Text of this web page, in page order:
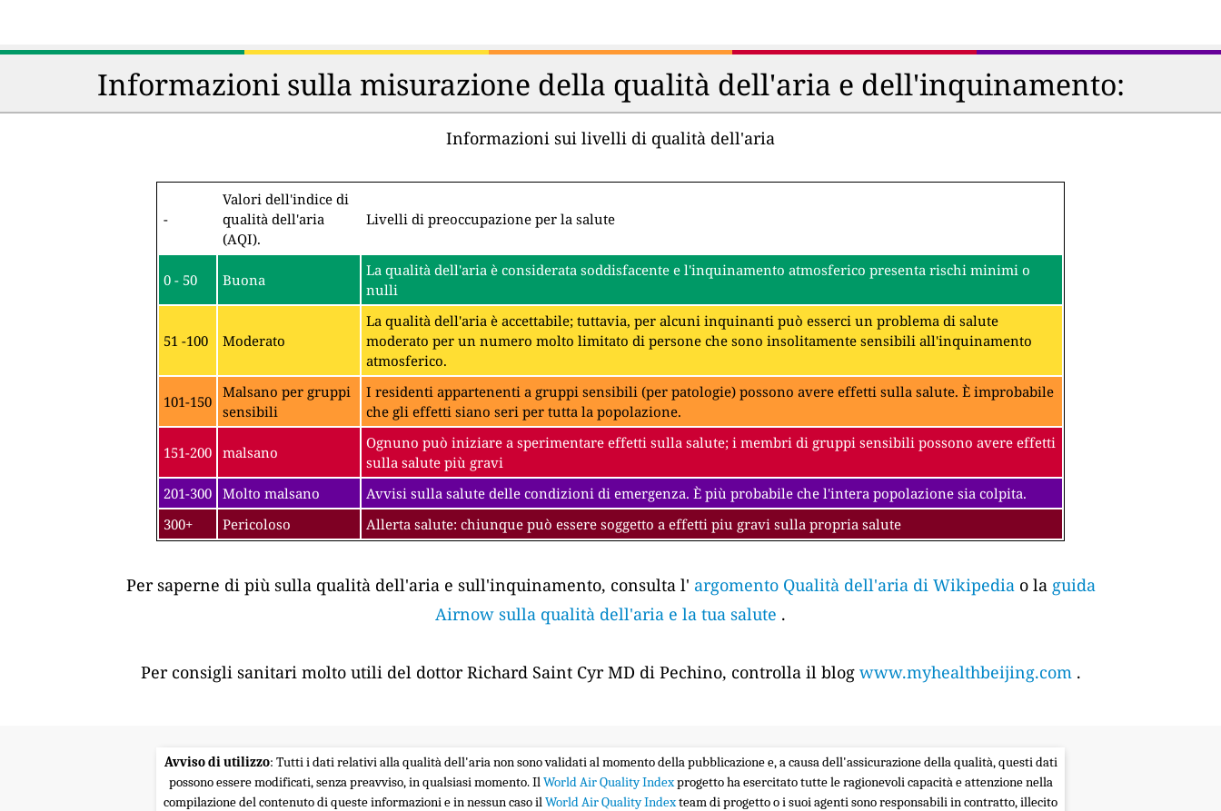
Informazioni sulla misurazione della qualità dell'aria e dell'inquinamento:
Informazioni sui livelli di qualità dell'aria
-
Valori dell'indice di
qualità dell'aria
(AQI).
Livelli di preoccupazione per la salute
0 - 50 Buona
La qualità dell'aria è considerata soddisfacente e l'inquinamento atmosferico presenta rischi minimi o
nulli
51 -100 Moderato
La qualità dell'aria è accettabile; tuttavia, per alcuni inquinanti può esserci un problema di salute
moderato per un numero molto limitato di persone che sono insolitamente sensibili all'inquinamento
atmosferico.
101-150
Malsano per gruppi
sensibili
I residenti appartenenti a gruppi sensibili (per patologie) possono avere effetti sulla salute. È improbabile
che gli effetti siano seri per tutta la popolazione.
151-200 malsano
Ognuno può iniziare a sperimentare effetti sulla salute; i membri di gruppi sensibili possono avere effetti
sulla salute più gravi
201-300 Molto malsano
Avvisi sulla salute delle condizioni di emergenza. È più probabile che l'intera popolazione sia colpita.
300+
Pericoloso Allerta salute: chiunque può essere soggetto a effetti piu gravi sulla propria salute
Per saperne di più sulla qualità dell'aria e sull'inquinamento, consulta l' argomento Qualità dell'aria di Wikipediao la guida
Airnow sulla qualità dell'aria e la tua salute .
Per consigli sanitari molto utili del dottor Richard Saint Cyr MD di Pechino, controlla il blog www.myhealthbeijing.com.
Avviso di utilizzo: Tutti i dati relativi alla qualità dell'aria non sono validati al momento della pubblicazione e, a causa dell'assicurazione della qualità, questi dati
possono essere modificati, senza preavviso, in qualsiasi momento. IlWorld Air Quality Indexprogetto ha esercitato tutte le ragionevoli capacità e attenzione nella
compilazione del contenuto di queste informazioni e in nessun caso ilWorld Air Quality Indexteam di progetto o i suoi agenti sono responsabili in contratto, illecito